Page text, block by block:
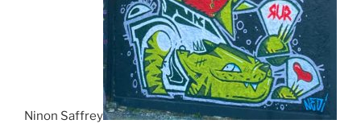
Ninon Saffrey